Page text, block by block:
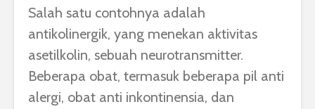
Salah satu contohnya adalah
antikolinergik, yang menekan aktivitas
asetilkolin, sebuah neurotransmitter.
Beberapa obat, termasuk beberapa pil anti
alergi, obat anti inkontinensia, dan